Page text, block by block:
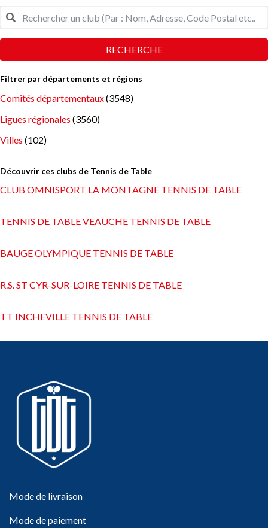
RECHERCHE
Filtrer par départements et régions
Comités départementaux(3548)
Ligues régionales (3560)
Villes (102)
Découvrir ces clubs de Tennis de Table
CLUB OMNISPORT LA MONTAGNE TENNIS DE TABLE
TENNIS DE TABLE VEAUCHE TENNIS DE TABLE
BAUGE OLYMPIQUE TENNIS DE TABLE
R.S. ST CYR-SUR-LOIRE TENNIS DE TABLE
TT INCHEVILLE TENNIS DE TABLE
Mode de livraison
Mode de paiement